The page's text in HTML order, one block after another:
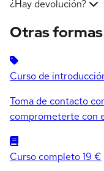
¿Hay devolución?
Otras
Curso de
Toma de contacto
comprometerte con
Curso completo19 €